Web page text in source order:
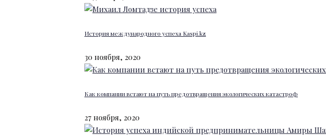
История международного успеха Kaspi.kz
30 ноября, 2020
Как компании встают на путь предотвращения экологических катастроф
27 ноября, 2020